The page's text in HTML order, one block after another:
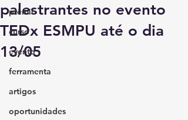
prêmio
curso
evento
ferramenta
artigos
oportunidades
palestrantes no evento
TEDx ESMPU até o dia
13/05